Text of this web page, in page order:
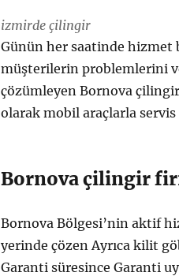
izmirde çilingir
Günün her saatinde hizmet
müşterilerin problemlerini
çözümleyen Bornova
olarak mobil araçlarla
Bornova çilingir
Bornova Bölgesi’nin aktif
yerinde çözen Ayrıca kilit
Garanti süresince Garanti